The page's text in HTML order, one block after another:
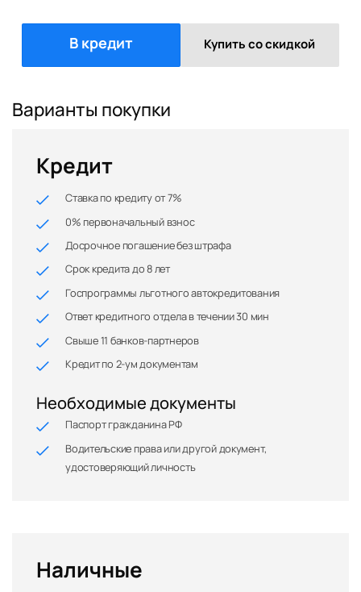
В кредит Купить со скидкой
Варианты покупки
Кредит
Ставка по кредиту от 7%
0% первоначальный взнос
Досрочное погашение без штрафа
Срок кредита до 8 лет
Госпрограммы льготного автокредитования
Ответ кредитного отдела в течении 30 мин
Свыше 11 банков-партнеров
Кредит по 2-ум документам
Необходимые документы
Паспорт гражданина РФ
Водительские права или другой документ,
удостоверяющий личность
Наличные